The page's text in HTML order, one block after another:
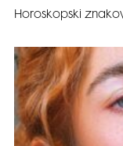
Horoskopski